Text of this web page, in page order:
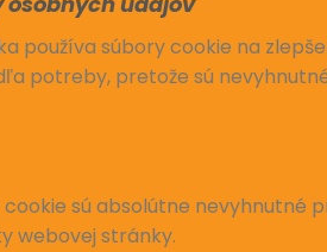
používa súbory cookie na
potreby, pretože sú
sú absolútne nevyhnutné
webovej stránky.